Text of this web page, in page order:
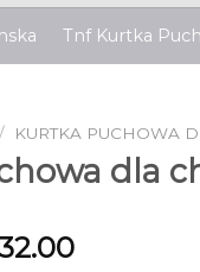
Tnf Kurtka
/ KURTKA PUCHOWA
dla